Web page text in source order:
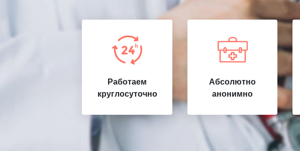
Работаем
круглосуточно
Абсолютно
анонимно